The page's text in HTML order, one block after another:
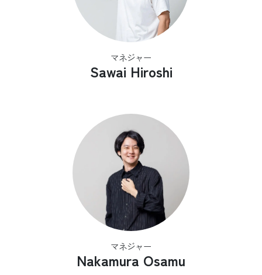
マネジャー
Sawai Hiroshi
マネジャー
Nakamura Osamu